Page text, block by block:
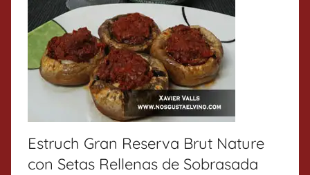
Estruch Gran Reserva Brut Nature
con Setas Rellenas de Sobrasada